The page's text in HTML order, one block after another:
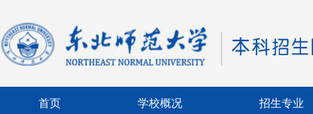
首页 学校概况 招生专业